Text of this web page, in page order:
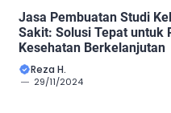
Jasa Pembuatan Studi
Sakit: Solusi Tepat untuk
Kesehatan Berkelanjutan
Reza H.
29/11/2024